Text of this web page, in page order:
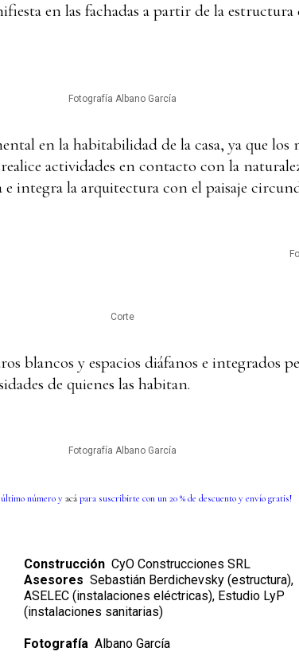
en las fachadas a partir de la estructura
Fotografía Albano García
en la habitabilidad de la casa, ya que los
actividades en contacto con la
e integra la arquitectura con el paisaje
Corte
blancos y espacios diáfanos e integrados
de quienes las habitan.
Fotografía Albano García
número yacápara suscribirte con un 20 % de descuento y envío gratis!
Construcción CyO Construcciones SRL
Asesores Sebastián Berdichevsky (estructura),
ASELEC (instalaciones eléctricas), Estudio LyP
(instalaciones sanitarias)
FotografíaAlbano García